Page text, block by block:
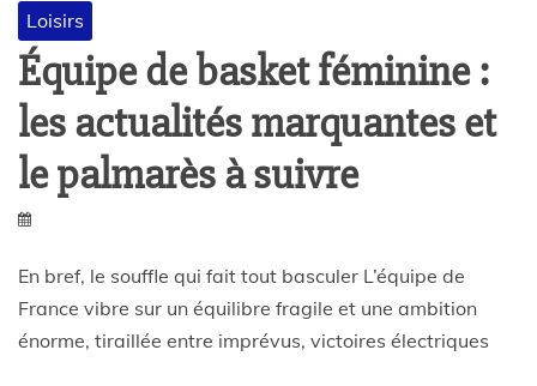
Loisirs
Équipe de basket féminine :
les actualités marquantes et
le palmarès à suivre
En bref, le souffle qui fait tout basculer L’équipe de
France vibre sur un équilibre fragile et une ambition
énorme, tiraillée entre imprévus, victoires électriques